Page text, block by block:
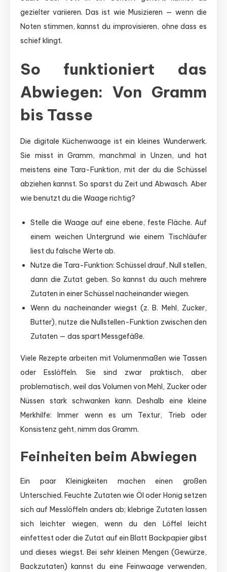
gezielter variieren. Das ist wie Musizieren — wenn die
Noten stimmen, kannst du improvisieren, ohne dass es
schief klingt.
So funktioniert das
Abwiegen: Von Gramm
bis Tasse
Die digitale Küchenwaage ist ein kleines Wunderwerk.
Sie misst in Gramm, manchmal in Unzen, und hat
meistens eine Tara-Funktion, mit der du die Schüssel
abziehen kannst. So sparst du Zeit und Abwasch. Aber
wie benutzt du die Waage richtig?
Stelle die Waage auf eine ebene, feste Fläche. Auf
einem weichen Untergrund wie einem Tischläufer
liest du falsche Werte ab.
Nutze die Tara-Funktion: Schüssel drauf, Null stellen,
dann die Zutat geben. So kannst du auch mehrere
Zutaten in einer Schüssel nacheinander wiegen.
Wenn du nacheinander wiegst (z. B. Mehl, Zucker,
Butter), nutze die Nullstellen-Funktion zwischen den
Zutaten — das spart Messgefäße.
Viele Rezepte arbeiten mit Volumenmaßen wie Tassen
oder Esslöffeln. Sie sind zwar praktisch, aber
problematisch, weil das Volumen von Mehl, Zucker oder
Nüssen stark schwanken kann. Deshalb eine kleine
Merkhilfe: Immer wenn es um Textur, Trieb oder
Konsistenz geht, nimm das Gramm.
Feinheiten beim Abwiegen
Ein paar Kleinigkeiten machen einen großen
Unterschied. Feuchte Zutaten wie Öl oder Honig setzen
sich auf Messlöffeln anders ab; klebrige Zutaten lassen
sich leichter wiegen, wenn du den Löffel leicht
einfettest oder die Zutat auf ein Blatt Backpapier gibst
und dieses wiegst. Bei sehr kleinen Mengen (Gewürze,
Backzutaten) kannst du eine Feinwaage verwenden,